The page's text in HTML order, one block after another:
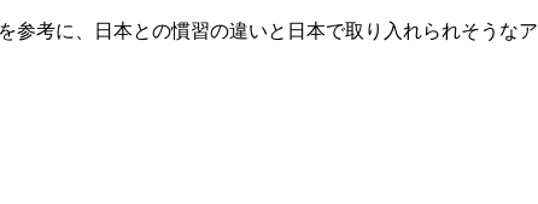
参考に、日本との慣習の違いと日本で取り入れられそうなア